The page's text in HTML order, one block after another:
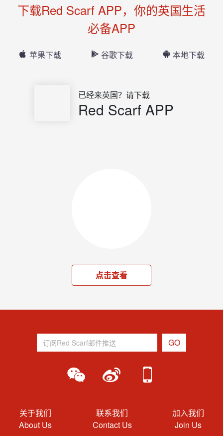
下载Red Scarf APP，你的英国生活
必备APP
苹果下载 谷歌下载 本地下载
已经来英国？请下载
Red Scarf APP
点击查看
关于我们
About Us
联系我们
Contact Us
加入我们
Join Us